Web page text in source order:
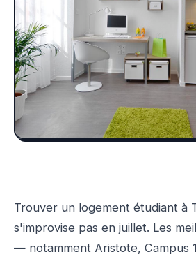
Trouver un logement étudiant à
s'improvise pas en juillet. Les
— notamment Aristote, Campus